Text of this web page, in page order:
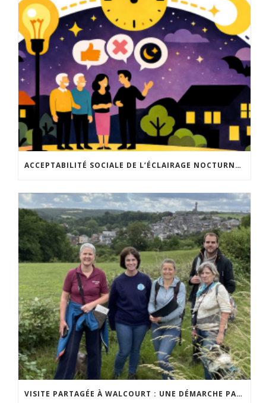
ACCEPTABILITÉ SOCIALE DE L’ÉCLAIRAGE NOCTURNE : LE REPLAY EST DISPONIBLE
VISITE PARTAGÉE À WALCOURT : UNE DÉMARCHE PARTICIPATIVE ANIMÉE PAR ESPACE ENVIRONNEMENT